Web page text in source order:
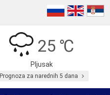
25 ℃
Pljusak
Prognoza za narednih 5 dana